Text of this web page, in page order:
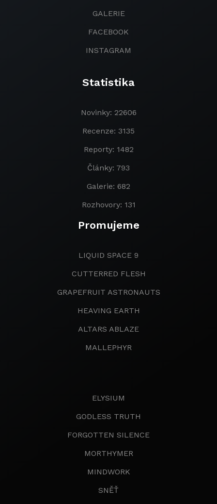
GALERIE
FACEBOOK
INSTAGRAM
Statistika
Novinky: 22606
Recenze: 3135
Reporty: 1482
Články: 793
Galerie: 682
Rozhovory: 131
Promujeme
LIQUID SPACE 9
CUTTERRED FLESH
GRAPEFRUIT ASTRONAUTS
HEAVING EARTH
ALTARS ABLAZE
MALLEPHYR
ELYSIUM
GODLESS TRUTH
FORGOTTEN SILENCE
MORTHYMER
MINDWORK
SNĚŤ